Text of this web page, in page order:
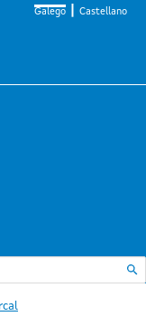
Galego Castellano